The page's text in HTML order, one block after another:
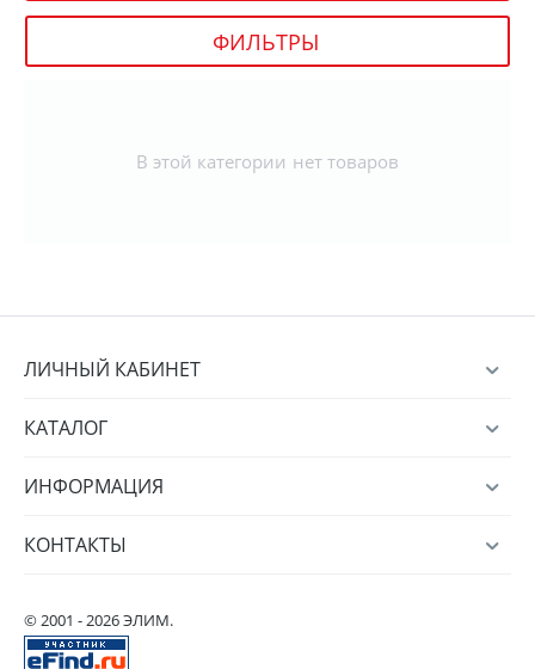
ФИЛЬТРЫ
В этой категории нет товаров
ЛИЧНЫЙ КАБИНЕТ
КАТАЛОГ
ИНФОРМАЦИЯ
КОНТАКТЫ
© 2001 - 2026 ЭЛИМ.